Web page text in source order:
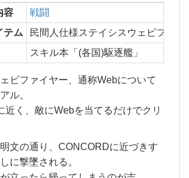
容
戦闘
テム
民間人仕様ステイシスウェビファイ
スキル本「(各国)駆逐艦」
ビファイヤー、通称Webについて
ル。
近く、敵にWebを当てるだけでクリ
文の通り、CONCORDに近づきす
に撃墜される。